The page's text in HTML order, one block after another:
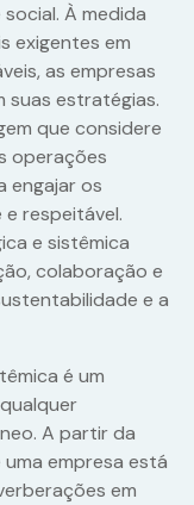
À medida
exigentes em
as empresas
suas estratégias.
que considere
operações
engajar os
respeitável.
e sistêmica
colaboração e
e a
é um
A partir da
empresa está
em